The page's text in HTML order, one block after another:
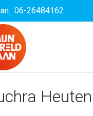
06-26484162
Heuten